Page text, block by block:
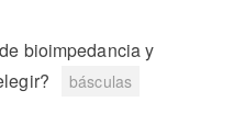
bioimpedancia y
básculas